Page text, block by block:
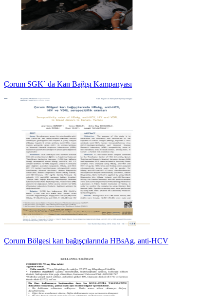
Çorum SGK` da Kan Bağışı Kampanyası
Çorum Bölgesi kan bağışçılarında HBsAg, anti-HCV